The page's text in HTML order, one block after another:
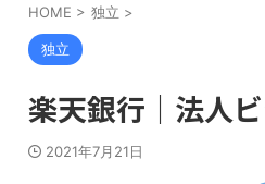
HOME > 独立 >
独立
楽天銀行｜法人
2021年7月21日